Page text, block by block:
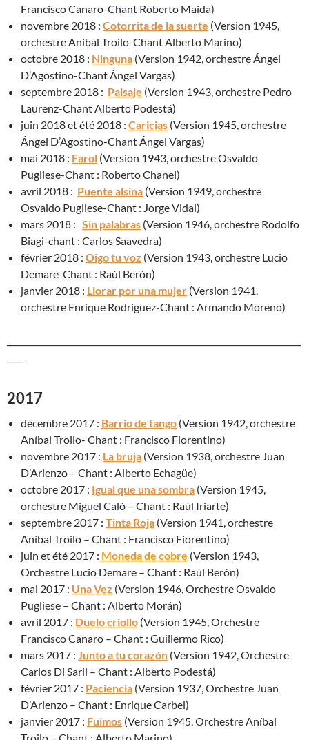
Francisco Canaro-Chant Roberto Maida)
novembre 2018 : Cotorrita de la suerte (Version 1945,
orchestre Aníbal Troilo-Chant Alberto Marino)
octobre 2018 : Ninguna (Version 1942, orchestre Ángel
D’Agostino-Chant Ángel Vargas)
septembre 2018 : Paisaje (Version 1943, orchestre Pedro
Laurenz-Chant Alberto Podestá)
juin 2018 et été 2018 : Caricias (Version 1945, orchestre
Ángel D’Agostino-Chant Ángel Vargas)
mai 2018 : Farol (Version 1943, orchestre Osvaldo
Pugliese-Chant : Roberto Chanel)
avril 2018 : Puente alsina (Version 1949, orchestre
Osvaldo Pugliese-Chant : Jorge Vidal)
mars 2018 : Sin palabras (Version 1946, orchestre Rodolfo
Biagi-chant : Carlos Saavedra)
février 2018 : Oigo tu voz (Version 1943, orchestre Lucio
Demare-Chant : Raúl Berón)
janvier 2018 : Llorar por una mujer (Version 1941,
orchestre Enrique Rodríguez-Chant : Armando Moreno)
2017
décembre 2017 : Barrio de tango (Version 1942, orchestre
Aníbal Troilo- Chant : Francisco Fiorentino)
novembre 2017 : La bruja (Version 1938, orchestre Juan
D’Arienzo – Chant : Alberto Echagüe)
octobre 2017 : Igual que una sombra (Version 1945,
orchestre Miguel Caló – Chant : Raúl Iriarte)
septembre 2017 : Tinta Roja (Version 1941, orchestre
Aníbal Troilo – Chant : Francisco Fiorentino)
juin et été 2017 : Moneda de cobre (Version 1943,
Orchestre Lucio Demare – Chant : Raúl Berón)
mai 2017 : Una Vez (Version 1946, Orchestre Osvaldo
Pugliese – Chant : Alberto Morán)
avril 2017 : Duelo criollo (Version 1945, Orchestre
Francisco Canaro – Chant : Guillermo Rico)
mars 2017 : Junto a tu corazón (Version 1942, Orchestre
Carlos Di Sarli – Chant : Alberto Podestá)
février 2017 : Paciencia (Version 1937, Orchestre Juan
D’Arienzo – Chant : Enrique Carbel)
janvier 2017 : Fuimos (Version 1945, Orchestre Aníbal